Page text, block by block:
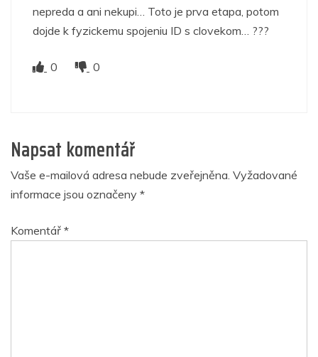
nepreda a ani nekupi… Toto je prva etapa, potom
dojde k fyzickemu spojeniu ID s clovekom… ???
0 0
Napsat komentář
Vaše e-mailová adresa nebude zveřejněna. Vyžadované
informace jsou označeny *
Komentář *